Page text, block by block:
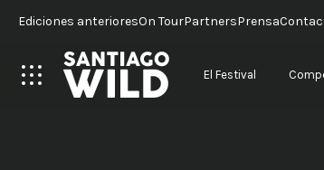
Ediciones anterioresOn TourPartnersPrensa
El Festival